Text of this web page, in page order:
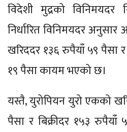
विदेशी मुद्रको विनिमयदर
निर्धारित विनिमयदर
खरिददर १३६ रुपैयाँ ५९ पैसा
१९ पैसा कायम भएको छ।
यस्तै, युरोपियन युरो एकको
पैसा र बिक्रीदर १५३